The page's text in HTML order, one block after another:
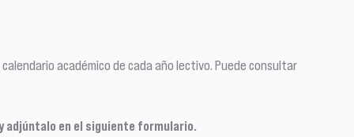
académico de cada año lectivo. Puede consultar
adjúntalo en el siguiente formulario.